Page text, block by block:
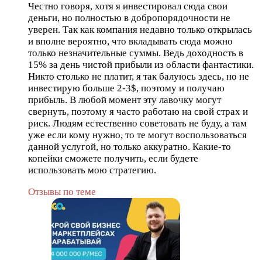
Честно говоря, хотя я инвестировал сюда свои
деньги, но полностью в добропорядочности не
уверен. Так как компания недавно только открылась
и вполне вероятно, что вкладывать сюда можно
только незначительные суммы. Ведь доходность в
15% за день чистой прибыли из области фантастики.
Никто столько не платит, я так балуюсь здесь, но не
инвестирую больше 2-3$, поэтому и получаю
прибыль. В любой момент эту лавочку могут
свернуть, поэтому я часто работаю на свой страх и
риск. Людям естественно советовать не буду, а там
уже если кому нужно, то те могут воспользоваться
данной услугой, но только аккуратно. Какие-то
копейки сможете получить, если будете
использовать мою стратегию.
Отзывы по теме